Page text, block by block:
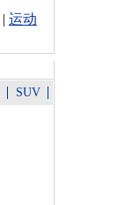
| 运动
SUV